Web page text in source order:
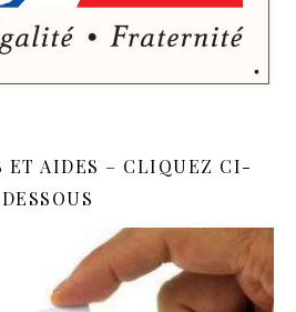
ET AIDES – CLIQUEZ CI-
DESSOUS